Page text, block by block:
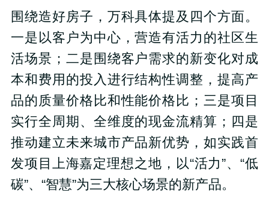
围绕造好房子，万科具体提及四个方面。
一是以客户为中心，营造有活力的社区生
活场景；二是围绕客户需求的新变化对成
本和费用的投入进行结构性调整，提高产
品的质量价格比和性能价格比；三是项目
实行全周期、全维度的现金流精算；四是
推动建立未来城市产品新优势，如实践首
发项目上海嘉定理想之地，以“活力”、“低
碳”、“智慧”为三大核心场景的新产品。